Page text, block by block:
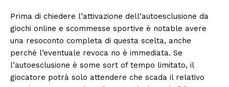
Prima di chiedere l’attivazione dell’autoesclusione da
giochi online e scommesse sportive è notable avere
una resoconto completa di questa scelta, anche
perché l’eventuale revoca no è immediata. Se
l’autoesclusione è some sort of tempo limitato, il
giocatore potrà solo attendere che scada il relativo